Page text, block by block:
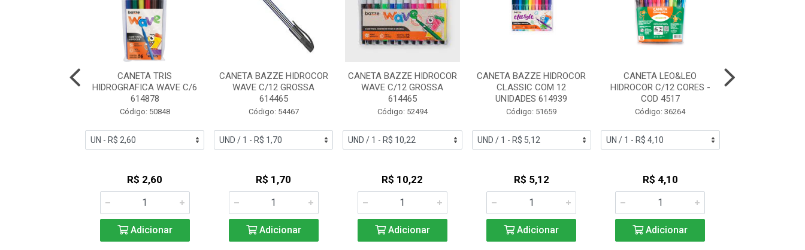
CANETA TRIS
HIDROGRAFICA WAVE C/6
614878
Código: 50848
R$ 2,60
Adicionar
CANETA BAZZE HIDROCOR
WAVE C/12 GROSSA
614465
Código: 54467
R$ 1,70
Adicionar
CANETA BAZZE HIDROCOR
WAVE C/12 GROSSA
614465
Código: 52494
R$ 10,22
Adicionar
CANETA BAZZE HIDROCOR
CLASSIC COM 12
UNIDADES 614939
Código: 51659
R$ 5,12
Adicionar
CANETA LEO&LEO
HIDROCOR C/12 CORES -
COD 4517
Código: 36264
R$ 4,10
Adicionar